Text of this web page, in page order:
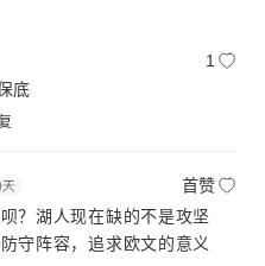
1
底
首赞
？湖人现在缺的不是攻坚
守阵容，追求欧文的意义